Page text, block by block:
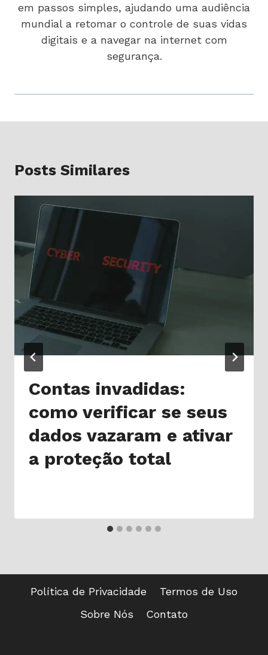
em passos simples, ajudando uma audiência
mundial a retomar o controle de suas vidas
digitais e a navegar na internet com
segurança.
Posts Similares
Contas invadidas:
como verificar se seus
dados vazaram e ativar
a proteção total
Política de Privacidade
Termos de Uso
Sobre Nós
Contato